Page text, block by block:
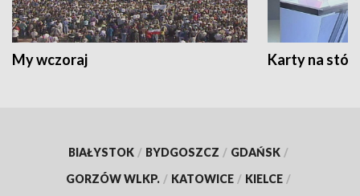
My wczoraj Karty na
BIAŁYSTOK / BYDGOSZCZ / GDAŃSK /
GORZÓW WLKP. / KATOWICE / KIELCE /